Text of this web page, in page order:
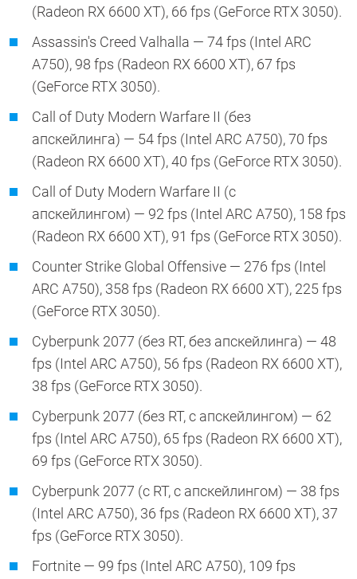
(Radeon RX 6600 XT), 66 fps (GeForce RTX 3050).
Assassin's Creed Valhalla — 74 fps (Intel ARC
A750), 98 fps (Radeon RX 6600 XT), 67 fps
(GeForce RTX 3050).
Call of Duty Modern Warfare II (без
апскейлинга) — 54 fps (Intel ARC A750), 70 fps
(Radeon RX 6600 XT), 40 fps (GeForce RTX 3050).
Call of Duty Modern Warfare II (с
апскейлингом) — 92 fps (Intel ARC A750), 158 fps
(Radeon RX 6600 XT), 91 fps (GeForce RTX 3050).
Counter Strike Global Offensive — 276 fps (Intel
ARC A750), 358 fps (Radeon RX 6600 XT), 225 fps
(GeForce RTX 3050).
Cyberpunk 2077 (без RT, без апскейлинга) — 48
fps (Intel ARC A750), 56 fps (Radeon RX 6600 XT),
38 fps (GeForce RTX 3050).
Cyberpunk 2077 (без RT, с апскейлингом) — 62
fps (Intel ARC A750), 65 fps (Radeon RX 6600 XT),
69 fps (GeForce RTX 3050).
Cyberpunk 2077 (с RT, с апскейлингом) — 38 fps
(Intel ARC A750), 36 fps (Radeon RX 6600 XT), 37
fps (GeForce RTX 3050).
Fortnite — 99 fps (Intel ARC A750), 109 fps